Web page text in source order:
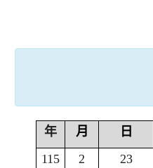
年 月 日
115
2 23